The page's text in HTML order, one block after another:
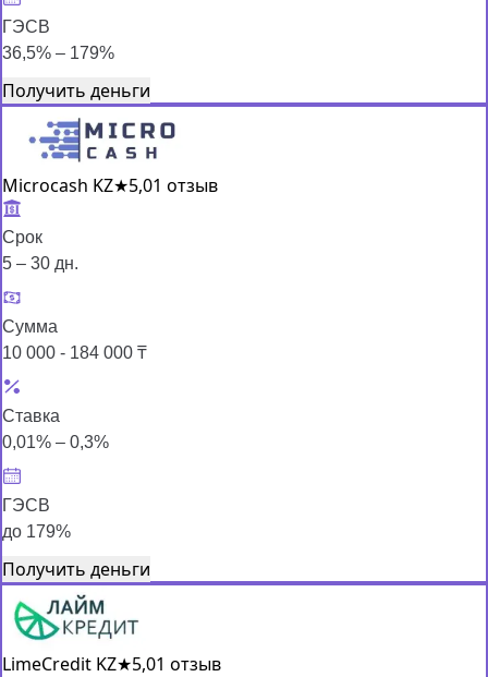
ГЭСВ
36,5% – 179%
Получить деньги
Microcash KZ★5,01 отзыв
Срок
5 – 30 дн.
Сумма
10 000 - 184 000 ₸
Ставка
0,01% – 0,3%
ГЭСВ
до 179%
Получить деньги
LimeCredit KZ★5,01 отзыв